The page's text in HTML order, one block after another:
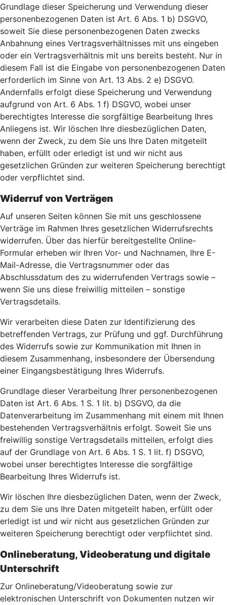
Grundlage dieser Speicherung und Verwendung dieser
personenbezogenen Daten ist Art. 6 Abs. 1 b) DSGVO,
soweit Sie diese personenbezogenen Daten zwecks
Anbahnung eines Vertragsverhältnisses mit uns eingeben
oder ein Vertragsverhältnis mit uns bereits besteht. Nur in
diesem Fall ist die Eingabe von personenbezogenen Daten
erforderlich im Sinne von Art. 13 Abs. 2 e) DSGVO.
Andernfalls erfolgt diese Speicherung und Verwendung
aufgrund von Art. 6 Abs. 1 f) DSGVO, wobei unser
berechtigtes Interesse die sorgfältige Bearbeitung Ihres
Anliegens ist. Wir löschen Ihre diesbezüglichen Daten,
wenn der Zweck, zu dem Sie uns Ihre Daten mitgeteilt
haben, erfüllt oder erledigt ist und wir nicht aus
gesetzlichen Gründen zur weiteren Speicherung berechtigt
oder verpflichtet sind.
Widerruf von Verträgen
Auf unseren Seiten können Sie mit uns geschlossene
Verträge im Rahmen Ihres gesetzlichen Widerrufsrechts
widerrufen. Über das hierfür bereitgestellte Online-
Formular erheben wir Ihren Vor- und Nachnamen, Ihre E-
Mail-Adresse, die Vertragsnummer oder das
Abschlussdatum des zu widerrufenden Vertrags sowie –
wenn Sie uns diese freiwillig mitteilen – sonstige
Vertragsdetails.
Wir verarbeiten diese Daten zur Identifizierung des
betreffenden Vertrags, zur Prüfung und ggf. Durchführung
des Widerrufs sowie zur Kommunikation mit Ihnen in
diesem Zusammenhang, insbesondere der Übersendung
einer Eingangsbestätigung Ihres Widerrufs.
Grundlage dieser Verarbeitung Ihrer personenbezogenen
Daten ist Art. 6 Abs. 1 S. 1 lit. b) DSGVO, da die
Datenverarbeitung im Zusammenhang mit einem mit Ihnen
bestehenden Vertragsverhältnis erfolgt. Soweit Sie uns
freiwillig sonstige Vertragsdetails mitteilen, erfolgt dies
auf der Grundlage von Art. 6 Abs. 1 S. 1 lit. f) DSGVO,
wobei unser berechtigtes Interesse die sorgfältige
Bearbeitung Ihres Widerrufs ist.
Wir löschen Ihre diesbezüglichen Daten, wenn der Zweck,
zu dem Sie uns Ihre Daten mitgeteilt haben, erfüllt oder
erledigt ist und wir nicht aus gesetzlichen Gründen zur
weiteren Speicherung berechtigt oder verpflichtet sind.
Onlineberatung, Videoberatung und digitale
Unterschrift
Zur Onlineberatung/Videoberatung sowie zur
elektronischen Unterschrift von Dokumenten nutzen wir